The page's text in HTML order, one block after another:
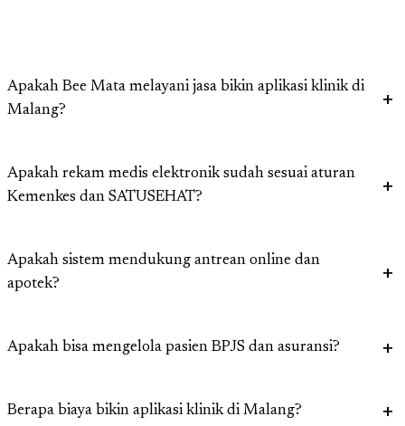
Apakah Bee Mata melayani jasa bikin aplikasi klinik di
Malang?
Apakah rekam medis elektronik sudah sesuai aturan
Kemenkes dan SATUSEHAT?
Apakah sistem mendukung antrean online dan
apotek?
Apakah bisa mengelola pasien BPJS dan asuransi?
Berapa biaya bikin aplikasi klinik di Malang?